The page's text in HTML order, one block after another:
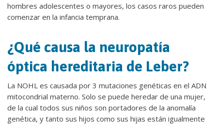
hombres adolescentes o mayores, los casos raros pueden
comenzar en la infancia temprana.
¿Qué causa la neuropatía
óptica hereditaria de Leber?
La NOHL es causada por 3 mutaciones genéticas en el ADN
mitocondrial materno. Solo se puede heredar de una mujer,
de la cual todos sus niños son portadores de la anomalía
genética, y tanto sus hijos como sus hijas están igualmente